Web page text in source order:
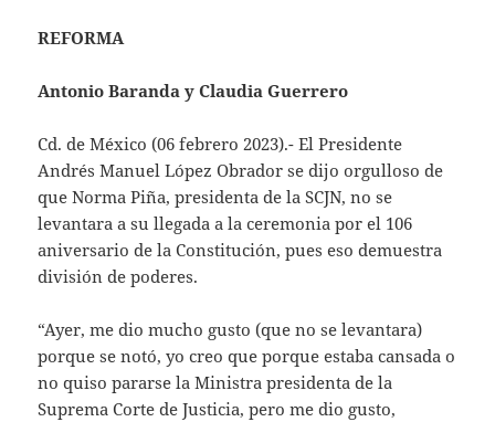
REFORMA
Antonio Baranda y Claudia Guerrero
Cd. de México (06 febrero 2023).- El Presidente
Andrés Manuel López Obrador se dijo orgulloso de
que Norma Piña, presidenta de la SCJN, no se
levantara a su llegada a la ceremonia por el 106
aniversario de la Constitución, pues eso demuestra
división de poderes.
“Ayer, me dio mucho gusto (que no se levantara)
porque se notó, yo creo que porque estaba cansada o
no quiso pararse la Ministra presidenta de la
Suprema Corte de Justicia, pero me dio gusto,